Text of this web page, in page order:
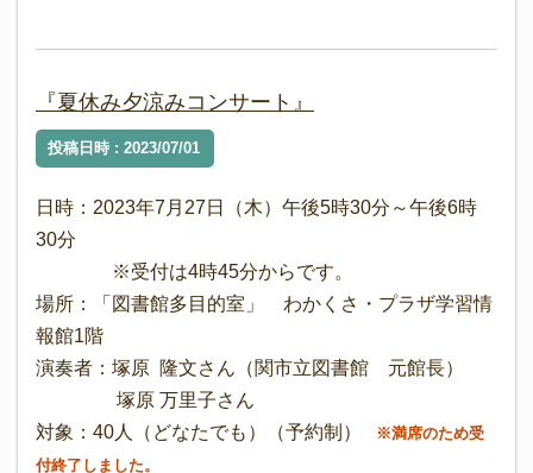
『夏休み夕涼みコンサート』
投稿日時 : 2023/07/01
日時：2023年7月27日（木）午後5時30分～午後6時
30分
※受付は4時45分からです。
場所：「図書館多目的室」 わかくさ・プラザ学習情
報館1階
演奏者：塚原 隆文さん（関市立図書館 元館長）
塚原 万里子さん
対象：40人（どなたでも）（予約制）
※満席のため受
付終了しました。